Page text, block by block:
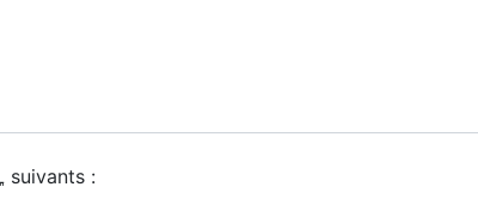
suivants :